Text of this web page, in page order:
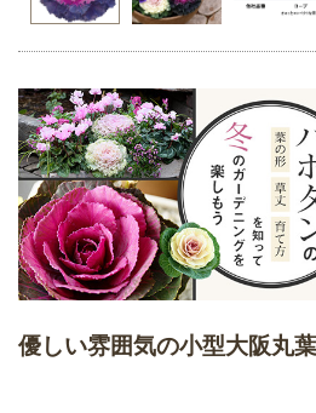
優しい雰囲気の小型大阪丸